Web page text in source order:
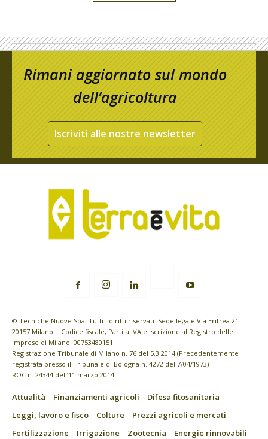
Rimani aggiornato sul mondo
dell’agricoltura
Iscriviti alle nostre newsletter
© Tecniche Nuove Spa. Tutti i diritti riservati. Sede legale Via Eritrea 21 -
20157 Milano | Codice fiscale, Partita IVA e Iscrizione al Registro delle
imprese di Milano: 00753480151
Registrazione Tribunale di Milano n. 76 del 5.3.2014 (Precedentemente
registrata presso il Tribunale di Bologna n. 4272 del 7/04/1973)
ROC n. 24344 dell’11 marzo 2014
Attualità Finanziamenti agricoli
Difesa fitosanitaria
Leggi, lavoro e fisco
Colture
Prezzi agricoli e mercati
Fertilizzazione
Irrigazione Zootecnia
Energie rinnovabili